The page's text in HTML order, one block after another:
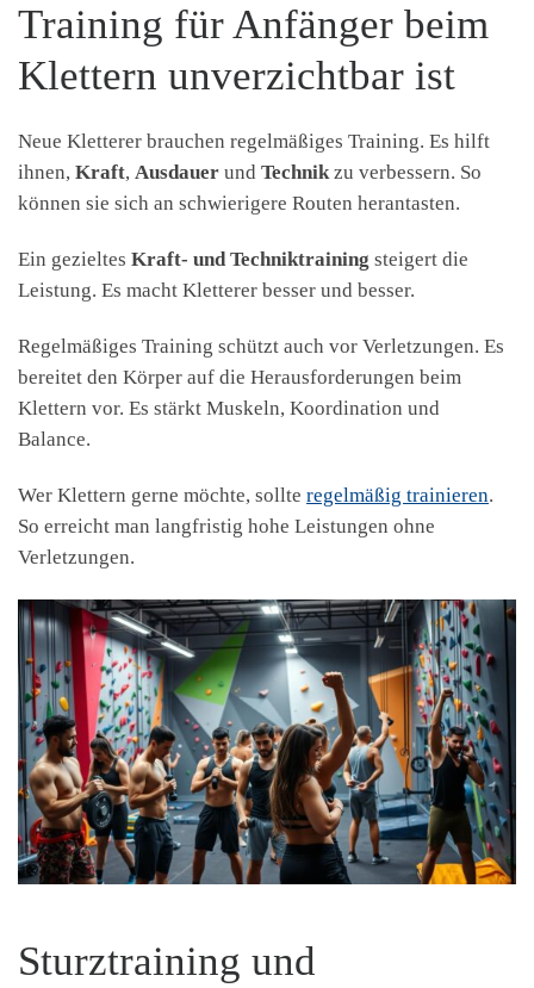
Training für Anfänger beim
Klettern unverzichtbar ist
Neue Kletterer brauchen regelmäßiges Training. Es hilft
ihnen, Kraft, Ausdauer und Technikzu verbessern. So
können sie sich an schwierigere Routen herantasten.
Ein gezieltes Kraft- und Techniktraining steigert die
Leistung. Es macht Kletterer besser und besser.
Regelmäßiges Training schützt auch vor Verletzungen. Es
bereitet den Körper auf die Herausforderungen beim
Klettern vor. Es stärkt Muskeln, Koordination und
Balance.
Wer Klettern gerne möchte, sollte regelmäßig trainieren.
So erreicht man langfristig hohe Leistungen ohne
Verletzungen.
Sturztraining und